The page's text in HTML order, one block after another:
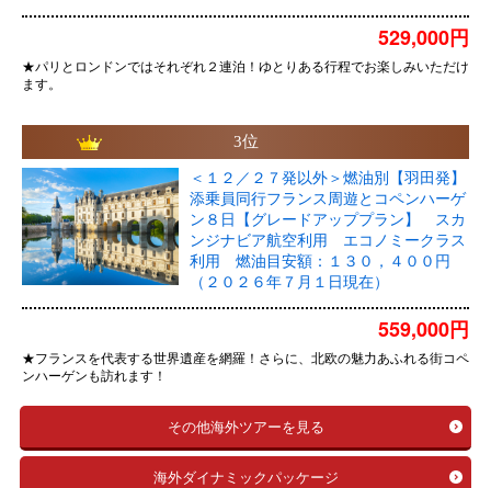
529,000円
★パリとロンドンではそれぞれ２連泊！ゆとりある行程でお楽しみいただけ
ます。
3位
＜１２／２７発以外＞燃油別【羽田発】
添乗員同行フランス周遊とコペンハーゲ
ン８日【グレードアッププラン】 スカ
ンジナビア航空利用 エコノミークラス
利用 燃油目安額：１３０，４００円
（２０２６年７月１日現在）
559,000円
★フランスを代表する世界遺産を網羅！さらに、北欧の魅力あふれる街コペ
ンハーゲンも訪れます！
その他海外ツアーを見る
海外ダイナミックパッケージ